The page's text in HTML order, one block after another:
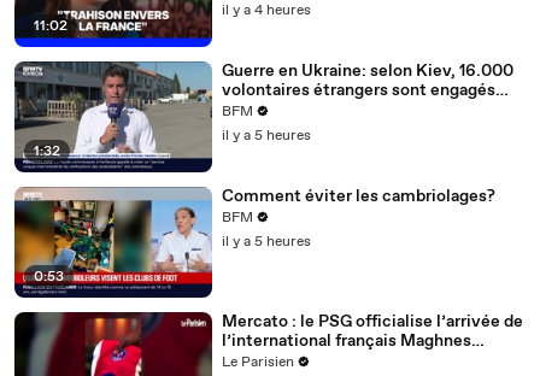
11:02
il y a 4 heures
1:32
Guerre en Ukraine: selon Kiev, 16.000
volontaires étrangers sont engagés
dans son armée
BFM
il y a 5 heures
0:53
Comment éviter les cambriolages?
BFM
il y a 5 heures
Mercato : le PSG officialise l’arrivée de
l’international français Maghnes
Akliouche
Le Parisien